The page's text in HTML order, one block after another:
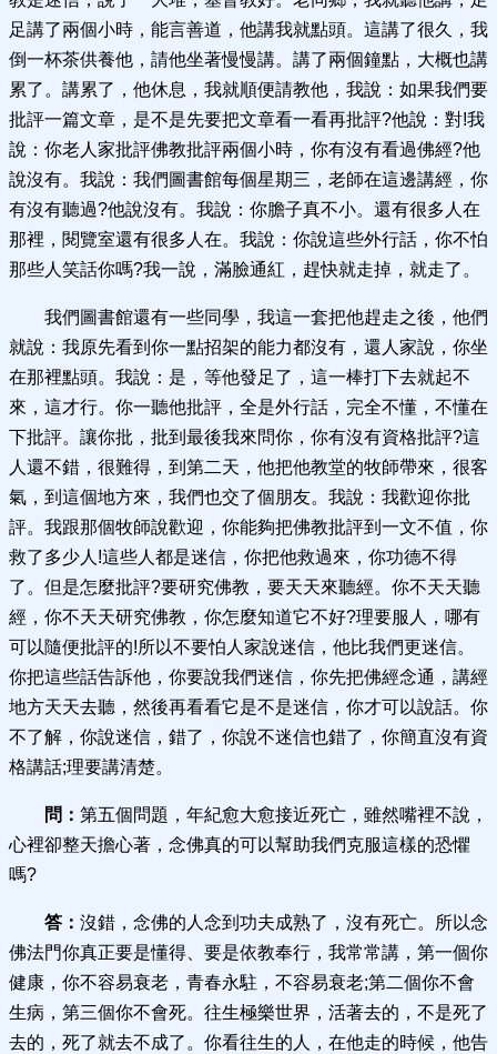
足講了兩個小時，能言善道，他講我就點頭。這講了很久，我
倒一杯茶供養他，請他坐著慢慢講。講了兩個鐘點，大概也講
累了。講累了，他休息，我就順便請教他，我說：如果我們要
批評一篇文章，是不是先要把文章看一看再批評?他說：對!我
說：你老人家批評佛教批評兩個小時，你有沒有看過佛經?他
說沒有。我說：我們圖書館每個星期三，老師在這邊講經，你
有沒有聽過?他說沒有。我說：你膽子真不小。還有很多人在
那裡，閱覽室還有很多人在。我說：你說這些外行話，你不怕
那些人笑話你嗎?我一說，滿臉通紅，趕快就走掉，就走了。
我們圖書館還有一些同學，我這一套把他趕走之後，他們
就說：我原先看到你一點招架的能力都沒有，還人家說，你坐
在那裡點頭。我說：是，等他發足了，這一棒打下去就起不
來，這才行。你一聽他批評，全是外行話，完全不懂，不懂在
下批評。讓你批，批到最後我來問你，你有沒有資格批評?這
人還不錯，很難得，到第二天，他把他教堂的牧師帶來，很客
氣，到這個地方來，我們也交了個朋友。我說：我歡迎你批
評。我跟那個牧師說歡迎，你能夠把佛教批評到一文不值，你
救了多少人!這些人都是迷信，你把他救過來，你功德不得
了。但是怎麼批評?要研究佛教，要天天來聽經。你不天天聽
經，你不天天研究佛教，你怎麼知道它不好?理要服人，哪有
可以隨便批評的!所以不要怕人家說迷信，他比我們更迷信。
你把這些話告訴他，你要說我們迷信，你先把佛經念通，講經
地方天天去聽，然後再看看它是不是迷信，你才可以說話。你
不了解，你說迷信，錯了，你說不迷信也錯了，你簡直沒有資
格講話;理要講清楚。
問： 第五個問題，年紀愈大愈接近死亡，雖然嘴裡不說，
心裡卻整天擔心著，念佛真的可以幫助我們克服這樣的恐懼
嗎?
答： 沒錯，念佛的人念到功夫成熟了，沒有死亡。所以念
佛法門你真正要是懂得、要是依教奉行，我常常講，第一個你
健康，你不容易衰老，青春永駐，不容易衰老;第二個你不會
生病，第三個你不會死。往生極樂世界，活著去的，不是死了
去的，死了就去不成了。你看往生的人，在他走的時候，他告